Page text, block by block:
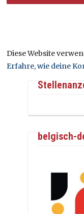
Diese Website
Erfahre, wie deine
belgisch-